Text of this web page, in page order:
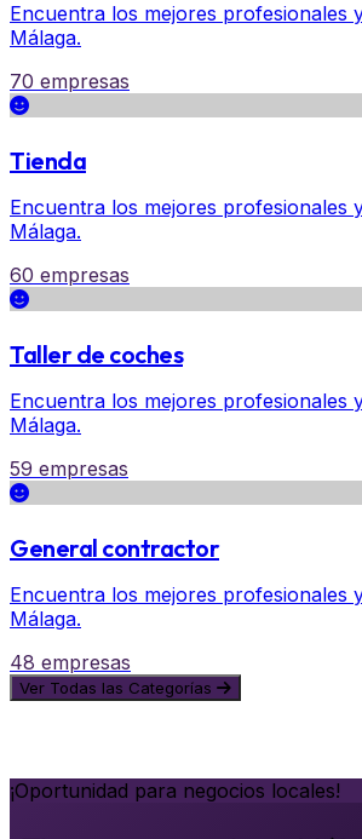
Encuentra los mejores profesionales
Málaga.
70 empresas
Tienda
Encuentra los mejores profesionales
Málaga.
60 empresas
Taller de coches
Encuentra los mejores profesionales
Málaga.
59 empresas
General contractor
Encuentra los mejores profesionales
Málaga.
48 empresas
Ver Todas las Categorías
¡Oportunidad para negocios locales!